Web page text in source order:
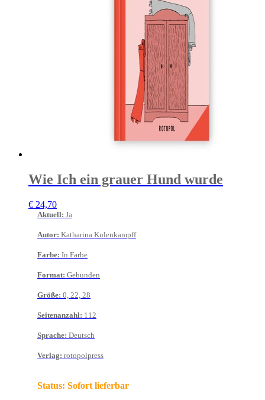
Wie Ich ein grauer Hund wurde
€ 24,70
Aktuell: Ja
Autor: Katharina Kulenkampff
Farbe: In Farbe
Format: Gebunden
Größe: 0, 22, 28
Seitenanzahl: 112
Sprache: Deutsch
Verlag: rotopolpress
Status: Sofort lieferbar